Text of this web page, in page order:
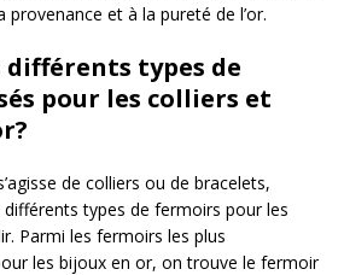
et à la pureté de l’or.
différents types de
pour les colliers et
de colliers ou de bracelets,
types de fermoirs pour les
Parmi les fermoirs les plus
les bijoux en or, on trouve le fermoir